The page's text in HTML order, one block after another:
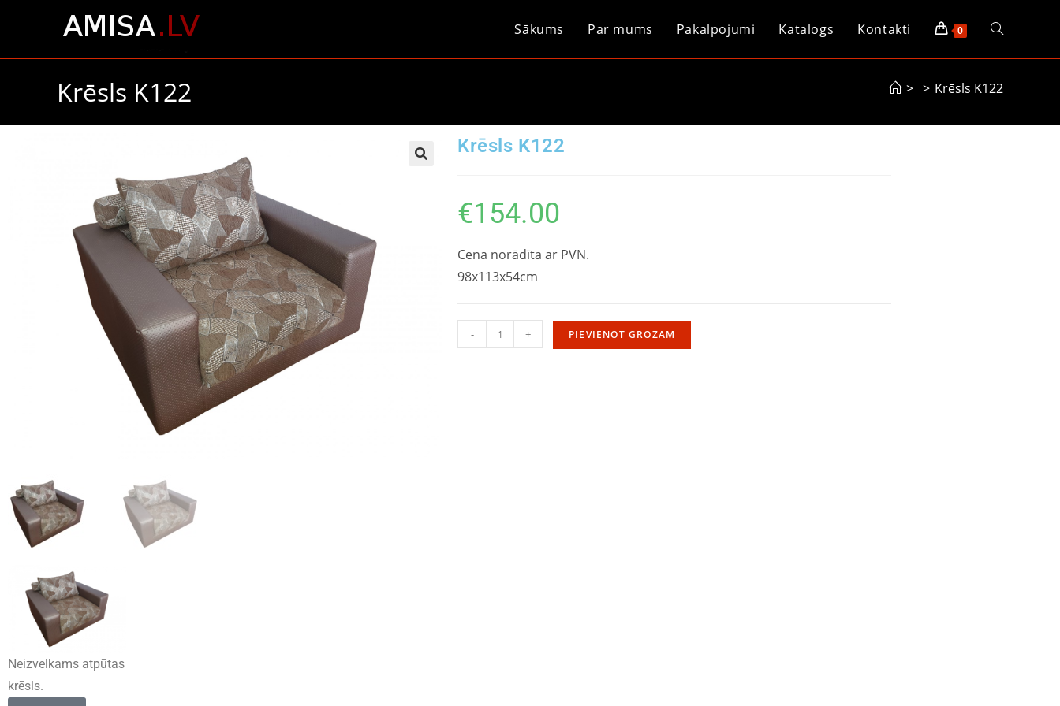
Sākums Par mums Pakalpojumi Katalogs Kontakti 0
Krēsls K122 > > Krēsls K122
Neizvelkams atpūtas
krēsls.
Krēsls K122
€154.00
Cena norādīta ar PVN.
98x113x54cm
- + PIEVIENOT GROZAM